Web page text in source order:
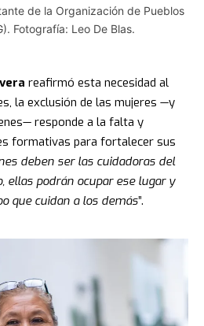
de la Organización de Pueblos
Fotografía: Leo De Blas.
reafirmó esta necesidad al
la exclusión de las mujeres —y
responde a la falta y
formativas para fortalecer sus
deben ser las cuidadoras del
ellas podrán ocupar ese lugar y
que cuidan a los demás”.